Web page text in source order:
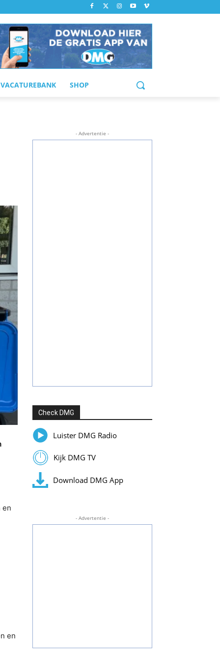
VACATUREBANK SHOP
en
en
- Advertentie -
Check DMG
Luister DMG Radio
Kijk DMG TV
Download DMG App
- Advertentie -